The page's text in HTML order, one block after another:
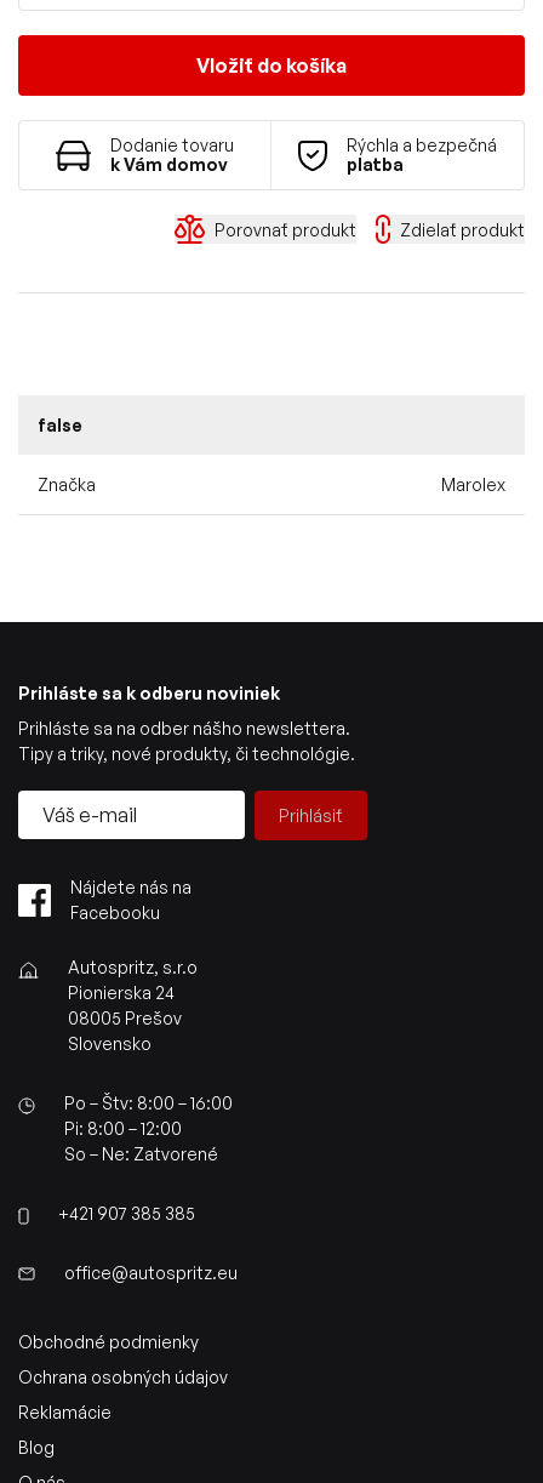
Vložiť do košíka
Dodanie tovaru
k Vám domov
Rýchla a bezpečná
platba
Porovnať produkt Zdielať produkt
false
Značka Marolex
Prihláste sa k odberu noviniek
Prihláste sa na odber nášho newslettera.
Tipy a triky, nové produkty, či technológie.
Prihlásiť
Nájdete nás na
Facebooku
Autospritz, s.r.o
Pionierska 24
08005 Prešov
Slovensko
Po – Štv: 8:00 – 16:00
Pi: 8:00 – 12:00
So – Ne: Zatvorené
+421 907 385 385
office@autospritz.eu
Obchodné podmienky
Ochrana osobných údajov
Reklamácie
Blog